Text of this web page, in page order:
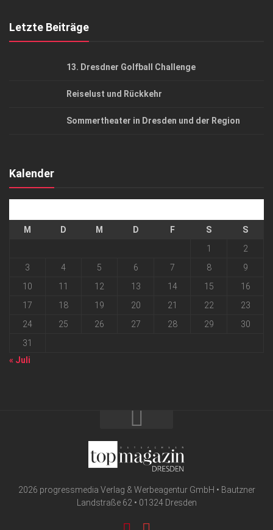
Letzte Beiträge
13. Dresdner Golfball Challenge
Reiselust und Rückkehr
Sommertheater in Dresden und der Region
Kalender
M D M D F S
S
1
2
3
4 5 6 7 8
9
10
11 12 13 14 15
16
17
18 19 20 21 22
23
24
25 26 27 28 29
30
31
« Juli
2026 progressmedia Verlag & Werbeagentur GmbH • Bautzner
Landstraße 62 • 01324 Dresden